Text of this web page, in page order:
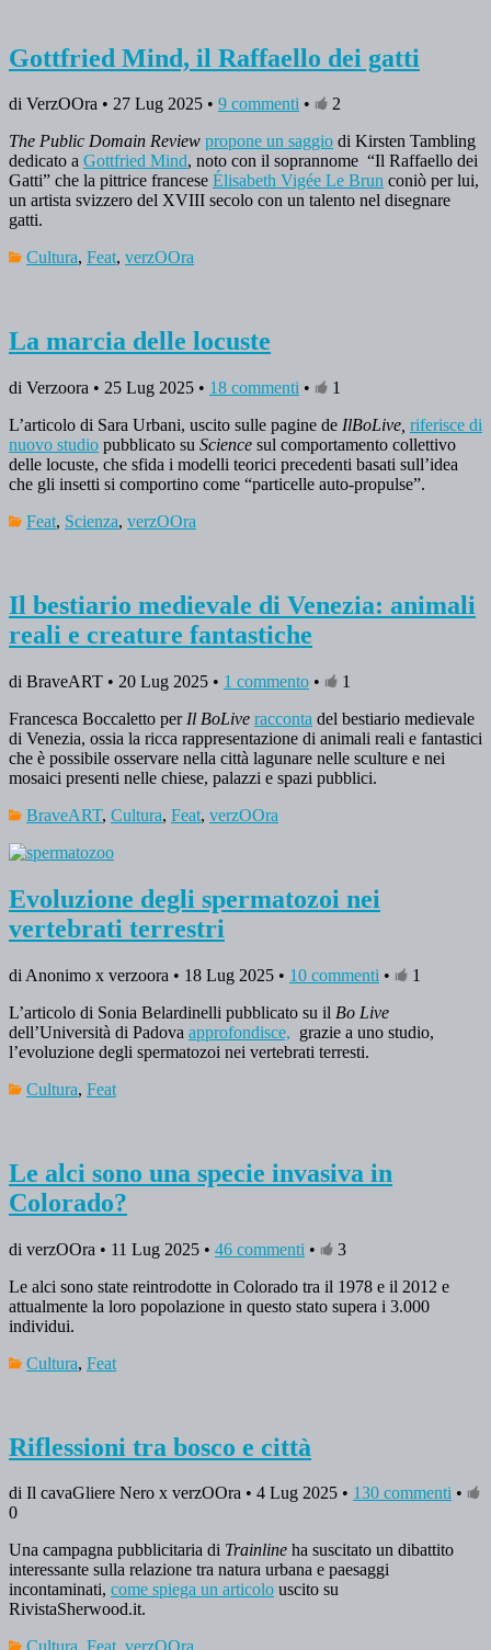
Gottfried Mind, il Raffaello dei gatti
di VerzOOra • 27 Lug 2025 • 9 commenti •
2
The Public Domain Review propone un saggio di Kirsten Tambling
dedicato a Gottfried Mind, noto con il soprannome “Il Raffaello dei
Gatti” che la pittrice francese Élisabeth Vigée Le Brun coniò per lui,
un artista svizzero del XVIII secolo con un talento nel disegnare
gatti.
Cultura, Feat, verzOOra
La marcia delle locuste
di Verzoora • 25 Lug 2025 • 18 commenti •
1
L’articolo di Sara Urbani, uscito sulle pagine de IlBoLive, riferisce di
nuovo studio pubblicato su Science sul comportamento collettivo
delle locuste, che sfida i modelli teorici precedenti basati sull’idea
che gli insetti si comportino come “particelle auto-propulse”.
Feat, Scienza, verzOOra
Il bestiario medievale di Venezia: animali
reali e creature fantastiche
di BraveART • 20 Lug 2025 • 1 commento •
1
Francesca Boccaletto per Il BoLive racconta del bestiario medievale
di Venezia, ossia la ricca rappresentazione di animali reali e fantastici
che è possibile osservare nella città lagunare nelle sculture e nei
mosaici presenti nelle chiese, palazzi e spazi pubblici.
BraveART, Cultura, Feat, verzOOra
Evoluzione degli spermatozoi nei
vertebrati terrestri
di Anonimo x verzoora • 18 Lug 2025 • 10 commenti •
1
L’articolo di Sonia Belardinelli pubblicato su il Bo Live
dell’Università di Padova approfondisce, grazie a uno studio,
l’evoluzione degli spermatozoi nei vertebrati terresti.
Cultura, Feat
Le alci sono una specie invasiva in
Colorado?
di verzOOra • 11 Lug 2025 • 46 commenti •
3
Le alci sono state reintrodotte in Colorado tra il 1978 e il 2012 e
attualmente la loro popolazione in questo stato supera i 3.000
individui.
Cultura, Feat
Riflessioni tra bosco e città
di Il cavaGliere Nero x verzOOra • 4 Lug 2025 • 130 commenti •
0
Una campagna pubblicitaria di Trainline ha suscitato un dibattito
interessante sulla relazione tra natura urbana e paesaggi
incontaminati, come spiega un articolo uscito su
RivistaSherwood.it.